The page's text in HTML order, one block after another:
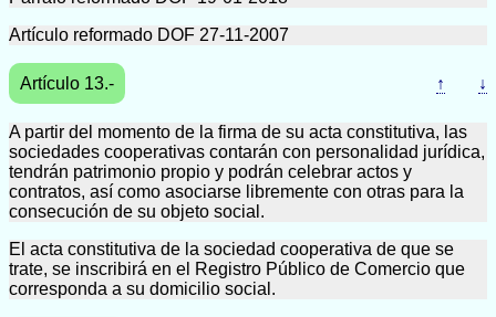
Artículo reformado DOF 27-11-2007
Artículo 13.- ↑ ↓
A partir del momento de la firma de su acta constitutiva, las
sociedades cooperativas contarán con personalidad jurídica,
tendrán patrimonio propio y podrán celebrar actos y
contratos, así como asociarse libremente con otras para la
consecución de su objeto social.
El acta constitutiva de la sociedad cooperativa de que se
trate, se inscribirá en el Registro Público de Comercio que
corresponda a su domicilio social.